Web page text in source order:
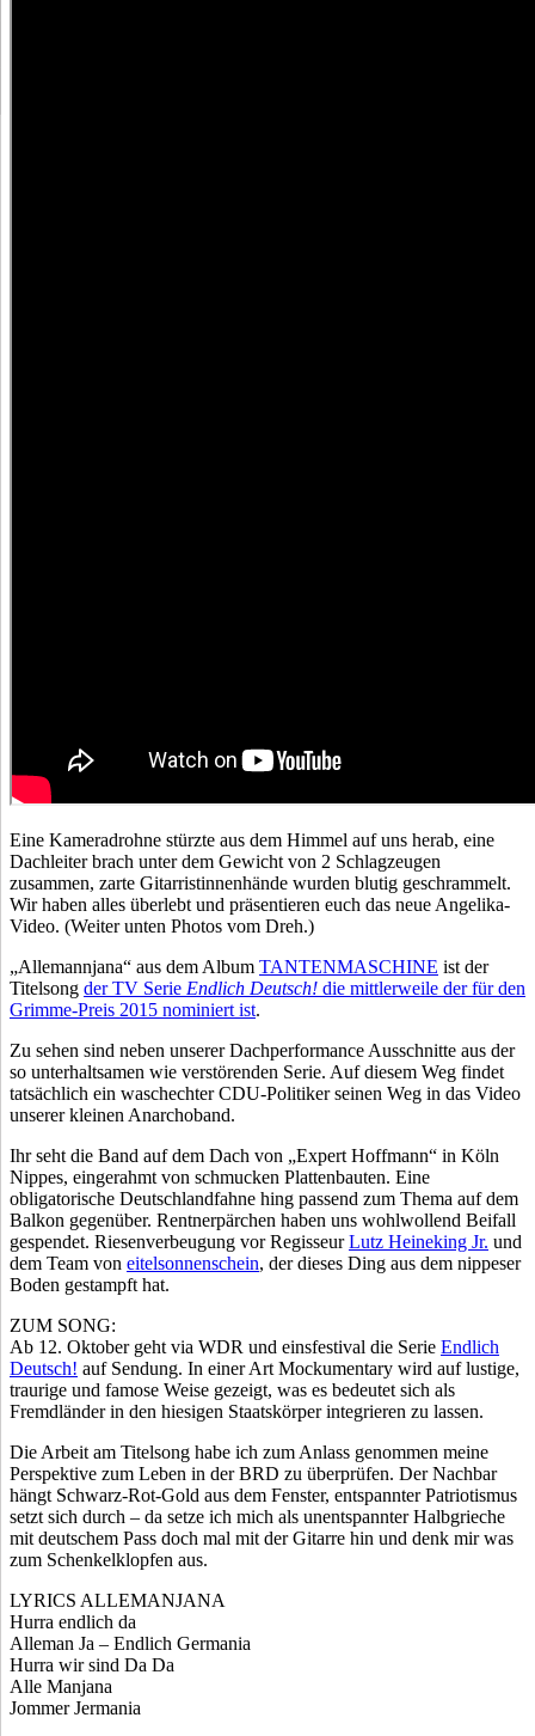
Eine Kameradrohne stürzte aus dem Himmel auf uns herab, eine
Dachleiter brach unter dem Gewicht von 2 Schlagzeugen
zusammen, zarte Gitarristinnenhände wurden blutig geschrammelt.
Wir haben alles überlebt und präsentieren euch das neue Angelika-
Video. (Weiter unten Photos vom Dreh.)
„Allemannjana“ aus dem Album TANTENMASCHINE ist der
Titelsong der TV Serie Endlich Deutsch! die mittlerweile der für den
Grimme-Preis 2015 nominiert ist.
Zu sehen sind neben unserer Dachperformance Ausschnitte aus der
so unterhaltsamen wie verstörenden Serie. Auf diesem Weg findet
tatsächlich ein waschechter CDU-Politiker seinen Weg in das Video
unserer kleinen Anarchoband.
Ihr seht die Band auf dem Dach von „Expert Hoffmann“ in Köln
Nippes, eingerahmt von schmucken Plattenbauten. Eine
obligatorische Deutschlandfahne hing passend zum Thema auf dem
Balkon gegenüber. Rentnerpärchen haben uns wohlwollend Beifall
gespendet. Riesenverbeugung vor RegisseurLutz Heineking Jr. und
dem Team von eitelsonnenschein, der dieses Ding aus dem nippeser
Boden gestampft hat.
ZUM SONG:
Ab 12. Oktober geht via WDR und einsfestival die Serie Endlich
Deutsch! auf Sendung. In einer Art Mockumentary wird auf lustige,
traurige und famose Weise gezeigt, was es bedeutet sich als
Fremdländer in den hiesigen Staatskörper integrieren zu lassen.
Die Arbeit am Titelsong habe ich zum Anlass genommen meine
Perspektive zum Leben in der BRD zu überprüfen. Der Nachbar
hängt Schwarz-Rot-Gold aus dem Fenster, entspannter Patriotismus
setzt sich durch – da setze ich mich als unentspannter Halbgrieche
mit deutschem Pass doch mal mit der Gitarre hin und denk mir was
zum Schenkelklopfen aus.
LYRICS ALLEMANJANA
Hurra endlich da
Alleman Ja – Endlich Germania
Hurra wir sind Da Da
Alle Manjana
Jommer Jermania